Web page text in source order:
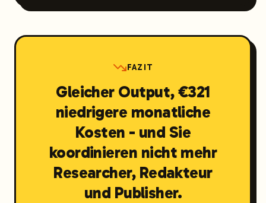
FAZIT
Gleicher Output, €321
niedrigere monatliche
Kosten - und Sie
koordinieren nicht mehr
Researcher, Redakteur
und Publisher.